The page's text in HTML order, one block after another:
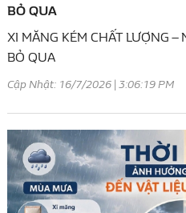
BỎ QUA
XI MĂNG KÉM CHẤT LƯỢNG
BỎ QUA
Cập Nhật: 16/7/2026 | 3:06:19 PM